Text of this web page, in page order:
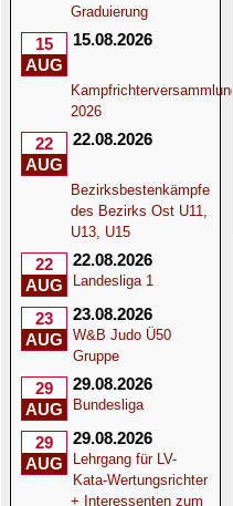
Graduierung
15
AUG
15.08.2026
Kampfrichterversammlung
2026
22
AUG
22.08.2026
Bezirksbestenkämpfe
des Bezirks Ost U11,
U13, U15
22
AUG
22.08.2026
Landesliga 1
23
AUG
23.08.2026
W&B Judo Ü50
Gruppe
29
AUG
29.08.2026
Bundesliga
29
AUG
29.08.2026
Lehrgang für LV-
Kata-Wertungsrichter
+ Interessenten zum